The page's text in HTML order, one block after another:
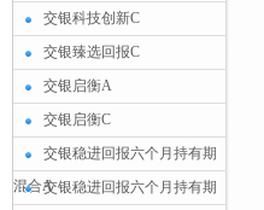
交银科技创新C
交银臻选回报C
交银启衡A
交银启衡C
交银稳进回报六个月持有期
混合A交银稳进回报六个月持有期